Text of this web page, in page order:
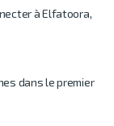
à Elfatoora,
dans le premier